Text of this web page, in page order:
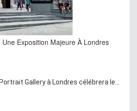
Exposition Majeure À Londres
Gallery à Londres célébrera le...